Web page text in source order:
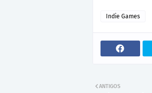
Indie Games
ANTIGOS